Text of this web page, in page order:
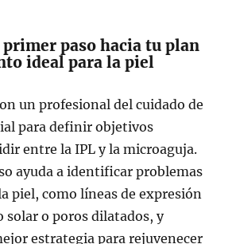
paso hacia tu plan
ideal para la piel
un profesional del cuidado de
para definir objetivos
entre la IPL y la microaguja.
ayuda a identificar problemas
piel, como líneas de expresión
solar o poros dilatados, y
estrategia para rejuvenecer